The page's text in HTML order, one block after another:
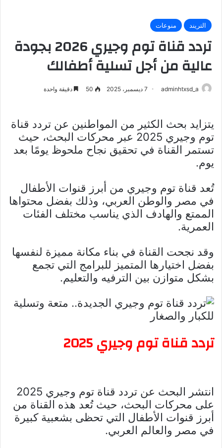
التريند منوعات
تردد قناة توم وجيري 2026 بجودة
عالية من أجل تسلية أطفالك
adminhtxsd_a 7 ديسمبر، 2025 50 دقيقة واحدة
يتزايد بحث الكثير من المواطنين عن تردد قناة
توم وجيري 2025 عبر محركات البحث، حيث
تستمر القناة في تحقيق نجاح ملحوظ يومًا بعد
يوم.
تُعد قناة توم وجيري من أبرز قنوات الأطفال
في مصر والوطن العربي، وذلك بفضل محتواها
الممتع والهادف الذي يناسب مختلف الفئات
العمرية.
وقد نجحت القناة في بناء مكانة مميزة لنفسها
بفضل اختيارها المتميز للبرامج التي تجمع
بشكل متوازن بين الترفيه والتعليم.
تردد قناة توم وجيري 2025
انتشر البحث عن تردد قناة توم وجيري 2025
على محركات البحث، حيث تُعد هذه القناة من
أبرز قنوات الأطفال التي تحظى بشعبية كبيرة
في مصر والعالم العربي.